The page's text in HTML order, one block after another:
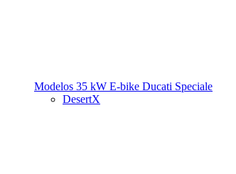
Modelos 35 kW E-bike Ducati Speciale
DesertX